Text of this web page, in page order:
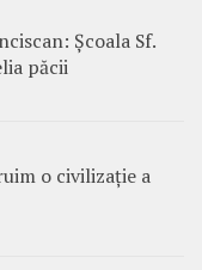
Școala Sf.
păcii
o civilizație a